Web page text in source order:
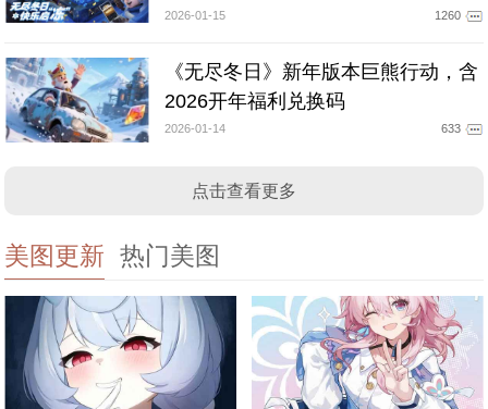
2026-01-15 1260
《无尽冬日》新年版本巨熊行动，含
2026开年福利兑换码
2026-01-14 633
点击查看更多
美图更新 热门美图